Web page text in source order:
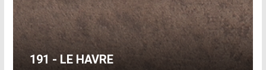
191 - LE HAVRE